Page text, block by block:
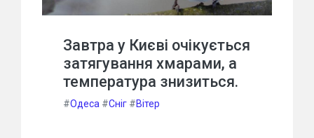
Завтра у Києві очікується
затягування хмарами, а
температура знизиться.
#Одеса #Сніг #Вітер